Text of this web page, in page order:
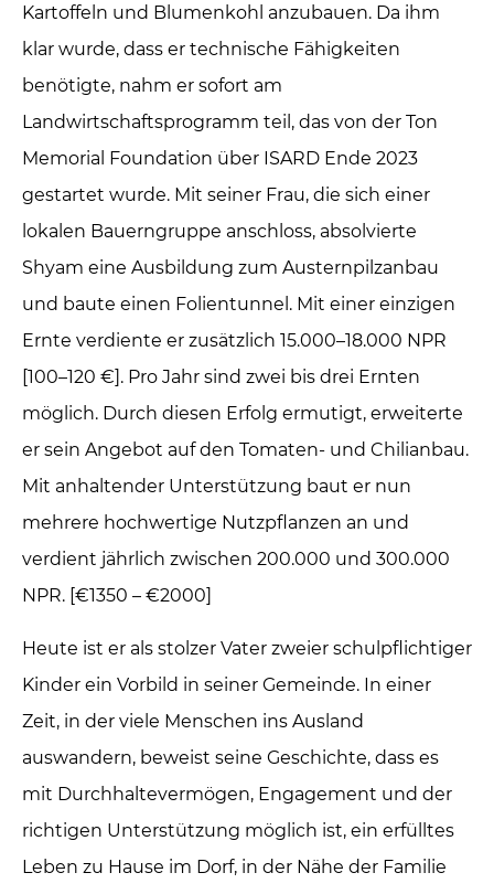
Kartoffeln und Blumenkohl anzubauen. Da ihm
klar wurde, dass er technische Fähigkeiten
benötigte, nahm er sofort am
Landwirtschaftsprogramm teil, das von der Ton
Memorial Foundation über ISARD Ende 2023
gestartet wurde. Mit seiner Frau, die sich einer
lokalen Bauerngruppe anschloss, absolvierte
Shyam eine Ausbildung zum Austernpilzanbau
und baute einen Folientunnel. Mit einer einzigen
Ernte verdiente er zusätzlich 15.000–18.000 NPR
[100–120 €]. Pro Jahr sind zwei bis drei Ernten
möglich. Durch diesen Erfolg ermutigt, erweiterte
er sein Angebot auf den Tomaten- und Chilianbau.
Mit anhaltender Unterstützung baut er nun
mehrere hochwertige Nutzpflanzen an und
verdient jährlich zwischen 200.000 und 300.000
NPR. [€1350 – €2000]
Heute ist er als stolzer Vater zweier schulpflichtiger
Kinder ein Vorbild in seiner Gemeinde. In einer
Zeit, in der viele Menschen ins Ausland
auswandern, beweist seine Geschichte, dass es
mit Durchhaltevermögen, Engagement und der
richtigen Unterstützung möglich ist, ein erfülltes
Leben zu Hause im Dorf, in der Nähe der Familie